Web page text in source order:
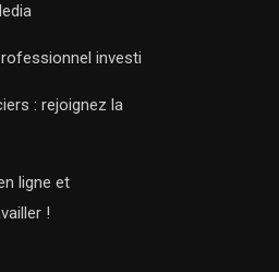
investi
: rejoignez la
ligne et
!